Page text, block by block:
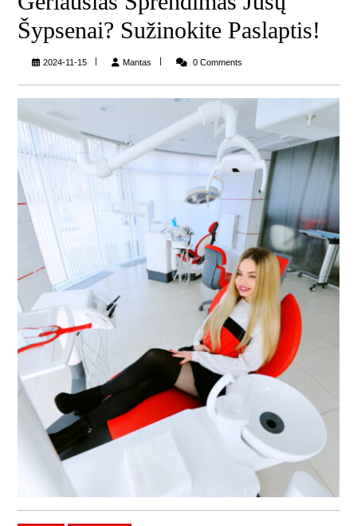
Šypsenai? Sužinokite Paslaptis!
2024-11-15 Mantas Mantas 0 Comments